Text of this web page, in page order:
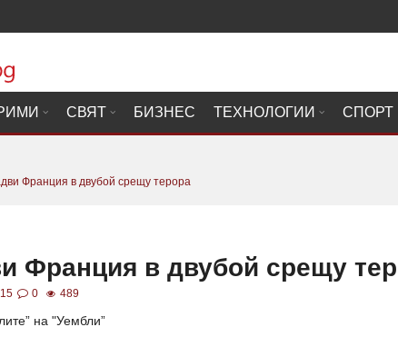
СВЯТ БИЗНЕС ТЕХНОЛОГИИ СПОРТ
Франция в двубой срещу терора
Франция в двубой срещу
0 489
на "Уембли”